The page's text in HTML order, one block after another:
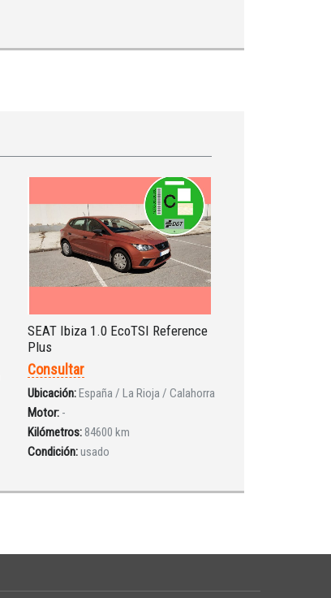
SEAT Ibiza 1.0 EcoTSI Reference
Plus
Consultar
Ubicación:España / La Rioja / Calahorra
Motor: -
Kilómetros: 84600 km
Condición:usado